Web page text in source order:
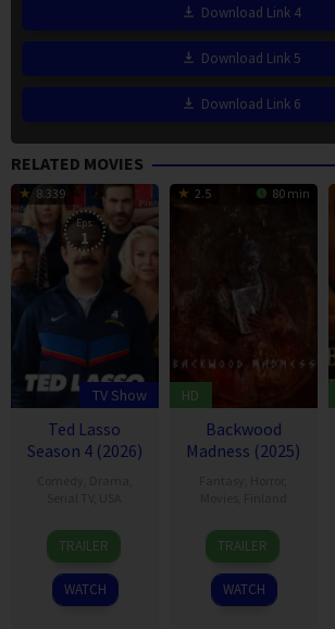
Download Link 4
Download Link 5
Download Link 6
RELATED MOVIES
8.339
Eps:
1
TV Show
Ted Lasso
Season 4 (2026)
14
Aug
2020
Jason
Sudeikis
TRAILER
WATCH
2.5 80 min
HD
Backwood
Madness (2025)
22
Aug
2025
Ari
Savonen
TRAILER
WATCH